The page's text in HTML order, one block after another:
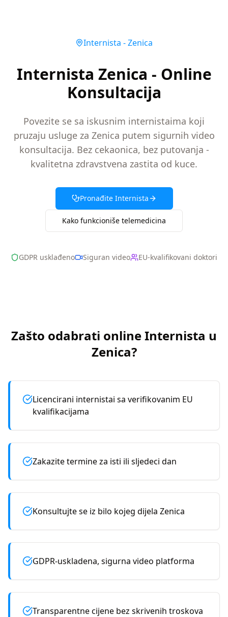
Internista -Zenica
Internista Zenica - Online
Konsultacija
Povezite se sa iskusnim internistaima koji
pruzaju usluge za Zenica putem sigurnih video
konsultacija. Bez cekaonica, bez putovanja -
kvalitetna zdravstvena zastita od kuce.
Pronađite Internista
Kako funkcioniše telemedicina
GDPR usklađeno Siguran video EU-kvalifikovani doktori
Zašto odabrati onlineInternista u
Zenica?
Licencirani internistai sa verifikovanim EU
kvalifikacijama
Zakazite termine za isti ili sljedeci dan
Konsultujte se iz bilo kojeg dijela Zenica
GDPR-uskladena, sigurna video platforma
Transparentne cijene bez skrivenih troskova